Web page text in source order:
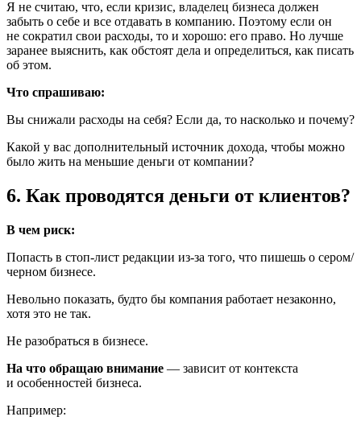
Я не считаю, что, если кризис, владелец бизнеса должен
забыть о себе и все отдавать в компанию. Поэтому если он
не сократил свои расходы, то и хорошо: его право. Но лучше
заранее выяснить, как обстоят дела и определиться, как писать
об этом.
Что спрашиваю:
Вы снижали расходы на себя? Если да, то насколько и почему?
Какой у вас дополнительный источник дохода, чтобы можно
было жить на меньшие деньги от компании?
6. Как проводятся деньги от клиентов?
В чем риск:
Попасть в стоп-лист редакции из-за того, что пишешь о сером/
черном бизнесе.
Невольно показать, будто бы компания работает незаконно,
хотя это не так.
Не разобраться в бизнесе.
На что обращаю внимание — зависит от контекста
и особенностей бизнеса.
Например: